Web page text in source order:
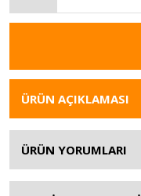
ÜRÜN AÇIKLAMASI
ÜRÜN YORUMLARI